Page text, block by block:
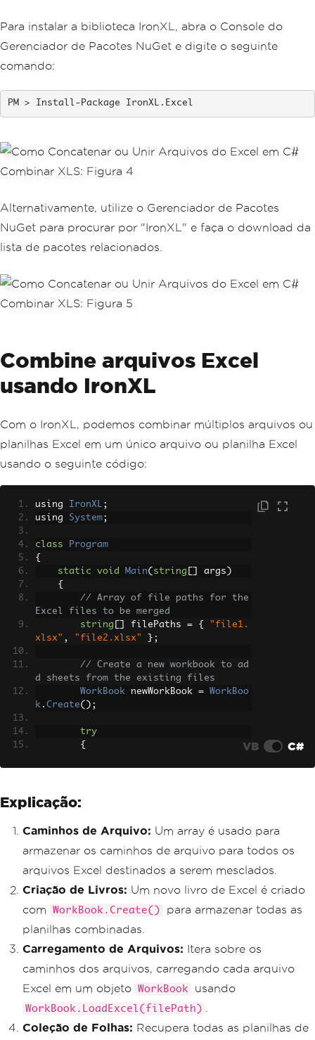
Para instalar a biblioteca IronXL, abra o Console do
Gerenciador de Pacotes NuGet e digite o seguinte
comando:
Install-Package IronXL.Excel
Alternativamente, utilize o Gerenciador de Pacotes
NuGet para procurar por "IronXL" e faça o download da
lista de pacotes relacionados.
Combine arquivos Excel
usando IronXL
Com o IronXL, podemos combinar múltiplos arquivos ou
planilhas Excel em um único arquivo ou planilha Excel
usando o seguinte código:
using IronXL ;
using System;
class
Program
{
static
void Main( string args )
{
// Array of file paths for the
Excel files to be merged
string
filePaths = {
"file1.
xlsx" , "file2.xlsx" };
// Create a new workbook to ad
d sheets from the existing files
WorkBook newWorkBook =
WorkBoo
k . Create();
try
{
xcel file into a workbook
WorkBook
existingWorkb
LoadExcel ( filePath
// Retrieve the sheets
from the loaded workbook
WorksheetsCollection s
heetCollection
existingWorkbook .Work
// Add each sheet from
ook
foreach
(var sheet in
{
                    newWorkBook
.WorkSh
VB C#
Explicação:
Caminhos de Arquivo: Um array é usado para
armazenar os caminhos de arquivo para todos os
arquivos Excel destinados a serem mesclados.
Criação de Livros: Um novo livro de Excel é criado
com
WorkBook.Create()
para armazenar todas as
planilhas combinadas.
Carregamento de Arquivos: Itera sobre os
caminhos dos arquivos, carregando cada arquivo
Excel em um objeto WorkBook usando
WorkBook.LoadExcel(filePath)
Coleção de Folhas: Recupera todas as planilhas de